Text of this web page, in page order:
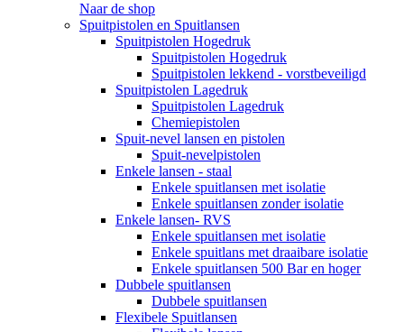
Naar de shop
Spuitpistolen en Spuitlansen
Spuitpistolen Hogedruk
Spuitpistolen Hogedruk
Spuitpistolen lekkend - vorstbeveiligd
Spuitpistolen Lagedruk
Spuitpistolen Lagedruk
Chemiepistolen
Spuit-nevel lansen en pistolen
Spuit-nevelpistolen
Enkele lansen - staal
Enkele spuitlansen met isolatie
Enkele spuitlansen zonder isolatie
Enkele lansen- RVS
Enkele spuitlansen met isolatie
Enkele spuitlans met draaibare isolatie
Enkele spuitlansen 500 Bar en hoger
Dubbele spuitlansen
Dubbele spuitlansen
Flexibele Spuitlansen